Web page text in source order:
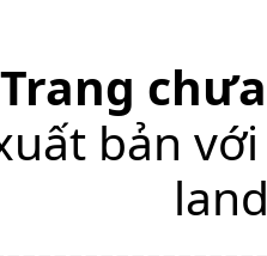
Trang
bản